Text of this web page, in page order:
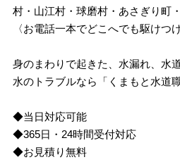
村・山江村・球磨村・あさぎり町
〈お電話一本でどこへでも駆けつ
身のまわりで起きた、水漏れ、水
水のトラブルなら「くまもと水道
◆当日対応可能
◆365日・24時間受付対応
◆お見積り無料